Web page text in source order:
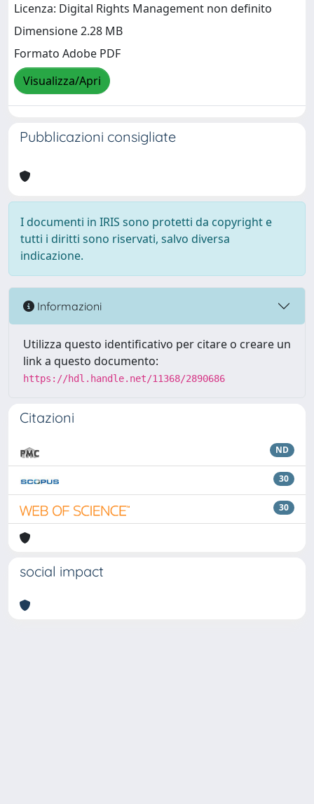
Licenza: Digital Rights Management non definito
Dimensione 2.28 MB
Formato Adobe PDF
Visualizza/Apri
Pubblicazioni consigliate
I documenti in IRIS sono protetti da copyright e
tutti i diritti sono riservati, salvo diversa
indicazione.
Informazioni
Utilizza questo identificativo per citare o creare un
link a questo documento:
https://hdl.handle.net/11368/2890686
Citazioni
ND
30
30
social impact